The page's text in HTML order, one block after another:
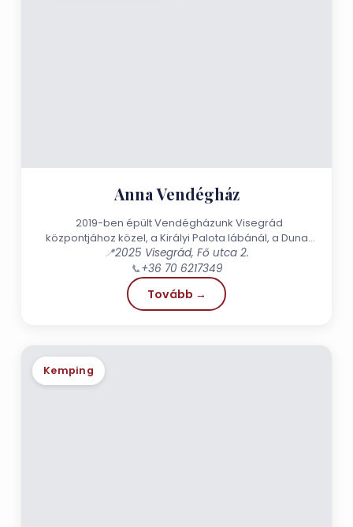
Anna Vendégház
2019-ben épült Vendégházunk Visegrád
központjához közel, a Királyi Palota lábánál, a Duna
partján található. A régi műemlék...
📍2025 Visegrád, Fő utca 2.
📞+36 70 6217349
Tovább →
Kemping